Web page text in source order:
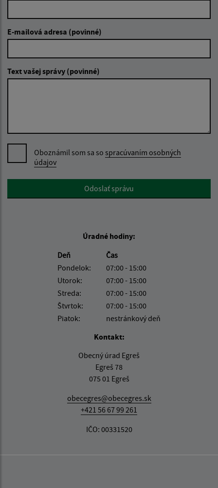
E-mailová adresa (povinné)
Text vašej správy (povinné)
Oboznámil som sa so spracúvaním osobných
údajov
Google reCaptcha ResponseOdoslať správu
Úradné hodiny:
Deň
Čas
Pondelok:
07:00 - 15:00
Utorok:
07:00 - 15:00
Streda:
07:00 - 15:00
Štvrtok:
07:00 - 15:00
Piatok:
nestránkový deň
Kontakt:
Obecný úrad Egreš
Egreš 78
075 01 Egreš
obecegres@obecegres.sk
+421 56 67 99 261
IČO: 00331520